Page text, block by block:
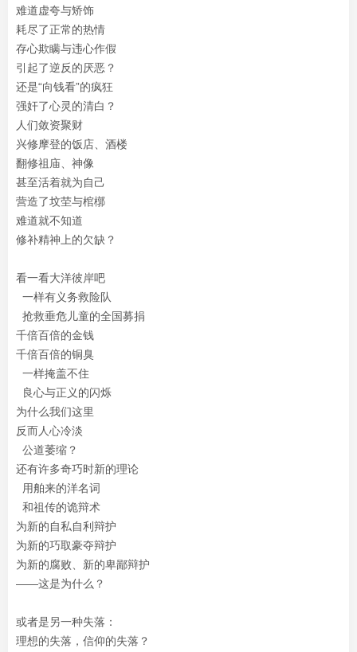
难道虚夸与矫饰
耗尽了正常的热情
存心欺瞒与违心作假
引起了逆反的厌恶？
还是“向钱看”的疯狂
强奸了心灵的清白？
人们敛资聚财
兴修摩登的饭店、酒楼
翻修祖庙、神像
甚至活着就为自己
营造了坟茔与棺槨
难道就不知道
修补精神上的欠缺？
看一看大洋彼岸吧
一样有义务救险队
抢救垂危儿童的全国募捐
千倍百倍的金钱
千倍百倍的铜臭
一样掩盖不住
良心与正义的闪烁
为什么我们这里
反而人心冷淡
公道萎缩？
还有许多奇巧时新的理论
用舶来的洋名词
和祖传的诡辩术
为新的自私自利辩护
为新的巧取豪夺辩护
为新的腐败、新的卑鄙辩护
——这是为什么？
或者是另一种失落：
理想的失落，信仰的失落？